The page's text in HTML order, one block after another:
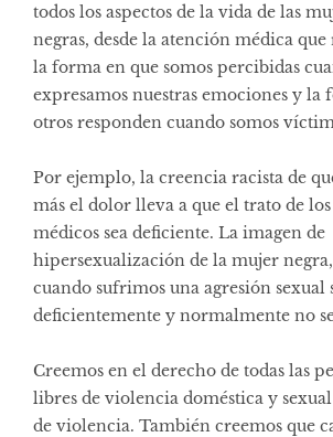
todos los aspectos de la vida de las
negras, desde la atención médica
la forma en que somos percibidas
expresamos nuestras emociones y la
otros responden cuando somos
Por ejemplo, la creencia racista de
más el dolor lleva a que el trato de
médicos sea deficiente. La imagen de
hipersexualización de la mujer
cuando sufrimos una agresión sexual
deficientemente y normalmente no
Creemos en el derecho de todas las
libres de violencia doméstica y
de violencia. También creemos que